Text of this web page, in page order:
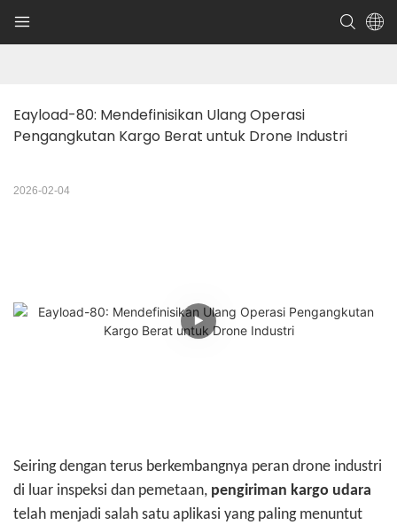
Eayload-80: Mendefinisikan Ulang Operasi
Pengangkutan Kargo Berat untuk Drone Industri
2026-02-04
Seiring dengan terus berkembangnya peran drone industri
di luar inspeksi dan pemetaan, pengiriman kargo udara
telah menjadi salah satu aplikasi yang paling menuntut